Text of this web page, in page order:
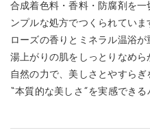
合成着色料・香料・防腐剤を
ンプルな処方でつくられていま
ローズの香りとミネラル温浴
湯上がりの肌をしっとりなめら
自然の力で、美しさとやすらぎ
“本質的な美しさ”を実感できる